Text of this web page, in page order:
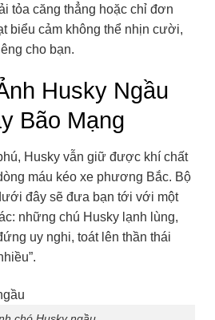
tỏa căng thẳng hoặc chỉ đơn
biểu cảm không thể nhịn cười,
cho bạn.
Husky Ngầu
Bão Mạng
Husky vẫn giữ được khí chất
máu kéo xe phương Bắc. Bộ
đây sẽ đưa bạn tới với một
những chú Husky lạnh lùng,
uy nghi, toát lên thần thái